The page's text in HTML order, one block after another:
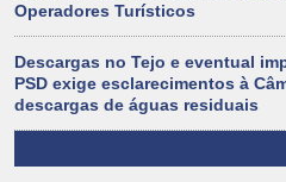
Operadores Turísticos
Descargas no Tejo e eventual
PSD exige esclarecimentos à
descargas de águas residuais